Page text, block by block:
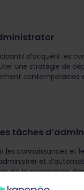
d’acquérir les
une stratégie de
tâches
les connaissances et
et
la commande